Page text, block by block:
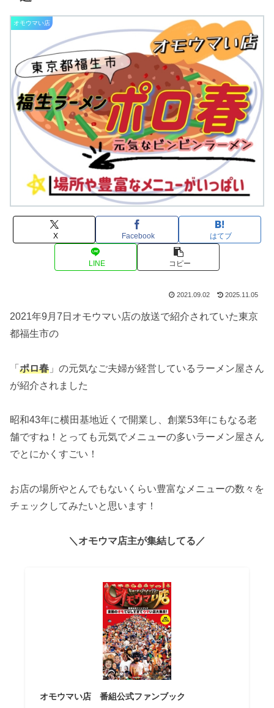
オモウマい店
X Facebook はてブ
LINE コピー
2021.09.02 2025.11.05
2021年9月7日オモウマい店の放送で紹介されていた東京
都福生市の
「 ポロ春 」の元気なご夫婦が経営しているラーメン屋さん
が紹介されました
昭和43年に横田基地近くで開業し、創業53年にもなる老
舗ですね！とっても元気でメニューの多いラーメン屋さん
でとにかくすごい！
お店の場所やとんでもないくらい豊富なメニューの数々を
チェックしてみたいと思います！
＼オモウマ店主が集結してる／
オモウマい店 番組公式ファンブック